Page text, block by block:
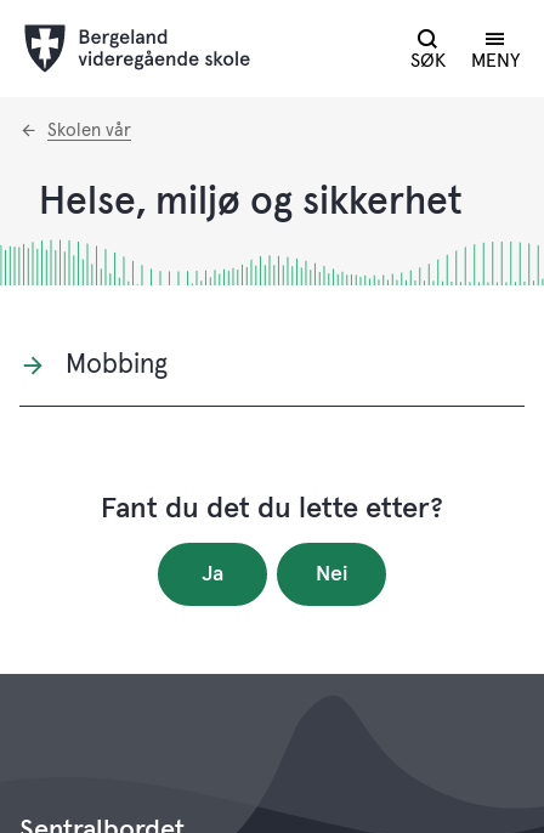
SØK MENY
Du
Skolen vår
Helse, miljø og sikkerhet
Mobbing
Fant du det du lette etter?
Ja Nei